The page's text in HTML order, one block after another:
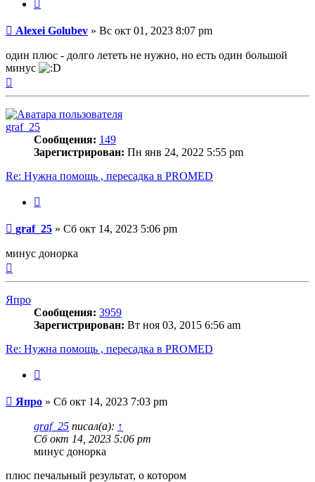
Сообщение
Alexei Golubev » Вс окт 01, 2023 8:07 pm
один плюс - долго лететь не нужно, но есть один большой
минус
graf_25
Сообщения: 149
Зарегистрирован: Пн янв 24, 2022 5:55 pm
Re: Нужна помощь , пересадка в PROMED
Сообщение
graf_25 » Сб окт 14, 2023 5:06 pm
минус донорка
Япро
Сообщения: 3959
Зарегистрирован: Вт ноя 03, 2015 6:56 am
Re: Нужна помощь , пересадка в PROMED
Сообщение
Япро » Сб окт 14, 2023 7:03 pm
graf_25 писал(а): ↑
Сб окт 14, 2023 5:06 pm
минус донорка
плюс печальный результат, о котором